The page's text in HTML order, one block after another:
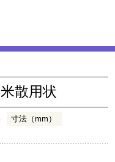
散用状
寸法（mm）